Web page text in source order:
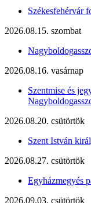
Székesfehérvár
2026.08.15. szombat
2026.08.16. vasárnap
Szentmise és
2026.08.20. csütörtök
Szent István
2026.08.27. csütörtök
Egyházmegyés
2026.09.03. csütörtök